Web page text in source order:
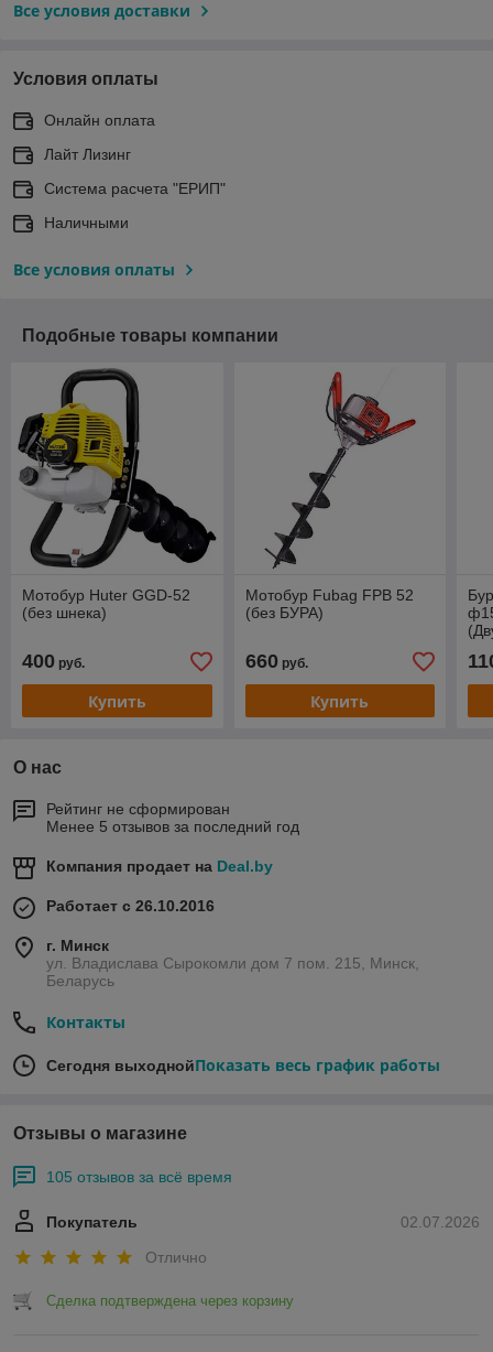
Все условия доставки
Условия оплаты
Онлайн оплата
Лайт Лизинг
Система расчета "ЕРИП"
Наличными
Все условия оплаты
Подобные товары компании
Мотобур Huter GGD-52
(без шнека)
400 руб.
Купить
Мотобур Fubag FPB 52
(без БУРА)
660руб.
Купить
О нас
Рейтинг не сформирован
Менее 5 отзывов за последний год
Компания продает на Deal.by
Работает с 26.10.2016
г. Минск
ул. Владислава Сырокомли дом 7 пом. 215, Минск,
Беларусь
Контакты
Сегодня выходнойПоказать весь график работы
Отзывы о магазине
105 отзывов за всё время
02.07.2026
Покупатель
Отлично
Сделка подтверждена через корзину